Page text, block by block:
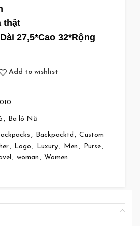
thật
27,5*Cao 32*Rộng
Add to wishlist
, Ba lô Nữ
, Backpacktd , Custom
, Logo , Luxury , Men , Purse ,
, woman , Women